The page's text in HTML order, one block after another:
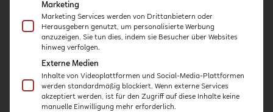
Über uns
Konzept
Für Einrichtungen & Träger
Qualifizierung
Kooperationspartner
Expert:innen
Marketing
Marketing Services werden von Drittanbietern oder
Herausgebern genutzt, um personalisierte Werbung
anzuzeigen. Sie tun dies, indem sie Besucher über Websites
hinweg verfolgen.
Externe Medien
Inhalte von Videoplattformen und Social-Media-Plattformen
werden standardmäßig blockiert. Wenn externe Services
akzeptiert werden, ist für den Zugriff auf diese Inhalte keine
manuelle Einwilligung mehr erforderlich.